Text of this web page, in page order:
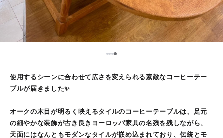
1234
使用するシーンに合わせて広さを変えられる素敵なコーヒーテー
ブルが届きました✨
オークの木目が明るく映えるタイルのコーヒーテーブルは、足元
の細やかな装飾が古き良きヨーロッパ家具の名残を残しながら、
天面にはなんともモダンなタイルが嵌め込まれており、伝統とモ